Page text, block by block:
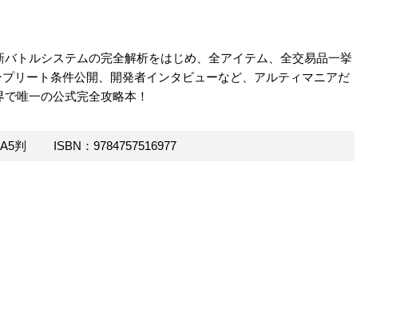
トルシステムの完全解析をはじめ、全アイテム、全交易品一挙
リート条件公開、開発者インタビューなど、アルティマニアだ
唯一の公式完全攻略本！
A5判 ISBN：9784757516977